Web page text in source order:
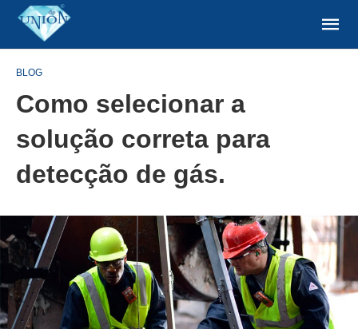
BLOG
Como selecionar a
solução correta para
detecção de gás.